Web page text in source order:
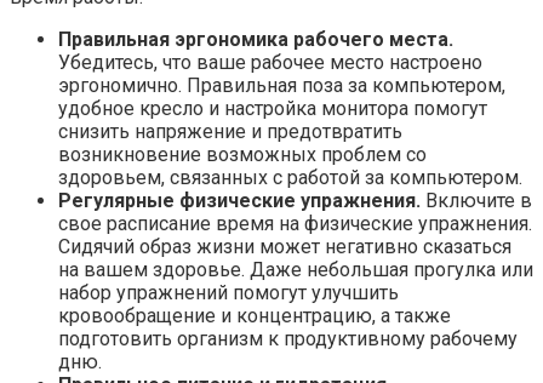
Правильная эргономика рабочего места.
Убедитесь, что ваше рабочее место настроено
эргономично. Правильная поза за компьютером,
удобное кресло и настройка монитора помогут
снизить напряжение и предотвратить
возникновение возможных проблем со
здоровьем, связанных с работой за компьютером.
Регулярные физические упражнения. Включите в
свое расписание время на физические упражнения.
Сидячий образ жизни может негативно сказаться
на вашем здоровье. Даже небольшая прогулка или
набор упражнений помогут улучшить
кровообращение и концентрацию, а также
подготовить организм к продуктивному рабочему
дню.